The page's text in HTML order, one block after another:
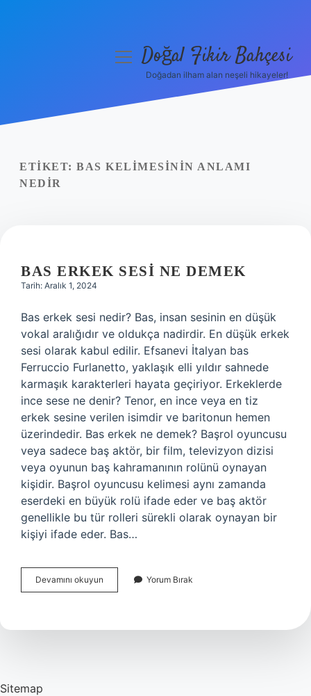
Yasal Uyarı
menüyüDoğal Fikir Bahçesi
Doğadan ilham alan neşeli hikayeler!
ETIKET: BAS KELIMESININ ANLAMI
NEDIR
BAS ERKEK SESI NE DEMEK
Tarih: Aralık 1, 2024
Bas erkek sesi nedir? Bas, insan sesinin en düşük
vokal aralığıdır ve oldukça nadirdir. En düşük erkek
sesi olarak kabul edilir. Efsanevi İtalyan bas
Ferruccio Furlanetto, yaklaşık elli yıldır sahnede
karmaşık karakterleri hayata geçiriyor. Erkeklerde
ince sese ne denir? Tenor, en ince veya en tiz
erkek sesine verilen isimdir ve baritonun hemen
üzerindedir. Bas erkek ne demek? Başrol oyuncusu
veya sadece baş aktör, bir film, televizyon dizisi
veya oyunun baş kahramanının rolünü oynayan
kişidir. Başrol oyuncusu kelimesi aynı zamanda
eserdeki en büyük rolü ifade eder ve baş aktör
genellikle bu tür rolleri sürekli olarak oynayan bir
kişiyi ifade eder. Bas…
Devamını okuyun
Erkek
Demek
Yorum Bırak
Sitemap